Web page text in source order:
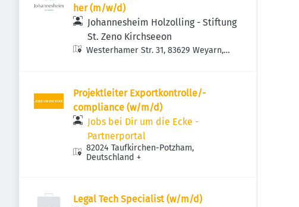
her (m/w/d)
Johannesheim Holzolling - Stiftung
St. Zeno Kirchseeon
Westerhamer Str. 31, 83629 Weyarn,
Projektleiter Exportkontrolle/-
compliance (w/m/d)
Jobs bei Dir um die Ecke -
Partnerportal
82024 Taufkirchen-Potzham,
Deutschland +
Legal Tech Specialist (w/m/d)